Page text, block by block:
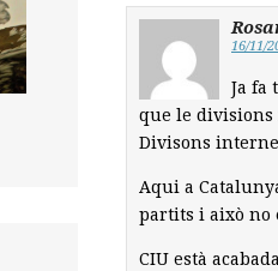
16/11/
Ja fa
que le divisions
Divisons
Aqui a
partits i això no
CIU està